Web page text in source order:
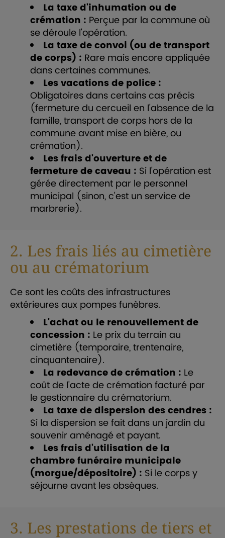
La taxe d'inhumation ou de
crémation : Perçue par la commune où
se déroule l'opération.
La taxe de convoi (ou de transport
de corps) : Rare mais encore appliquée
dans certaines communes.
Les vacations de police :
Obligatoires dans certains cas précis
(fermeture du cercueil en l'absence de la
famille, transport de corps hors de la
commune avant mise en bière, ou
crémation).
Les frais d'ouverture et de
fermeture de caveau : Si l'opération est
gérée directement par le personnel
municipal (sinon, c'est un service de
marbrerie).
2. Les frais liés au cimetière
ou au crématorium
Ce sont les coûts des infrastructures
extérieures aux pompes funèbres.
L'achat ou le renouvellement de
concession : Le prix du terrain au
cimetière (temporaire, trentenaire,
cinquantenaire).
La redevance de crémation : Le
coût de l'acte de crémation facturé par
le gestionnaire du crématorium.
La taxe de dispersion des cendres :
Si la dispersion se fait dans un jardin du
souvenir aménagé et payant.
Les frais d'utilisation de la
chambre funéraire municipale
(morgue/dépositoire) : Si le corps y
séjourne avant les obsèques.
3. Les prestations de tiers et